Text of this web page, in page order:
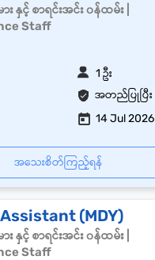
နှင့် စာရင်းအင်း ၀န်ထမ်း |
Staff
အတည်ပြုပြီး
1 ဦး
14 Jul 2026
အသေးစိတ်ကြည့်ရန်
(MDY)
နှင့် စာရင်းအင်း ၀န်ထမ်း |
Staff